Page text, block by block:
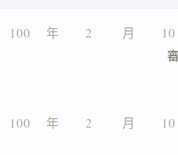
100　 年　　2　　 月　　10
100　 年　　2　　 月　　10